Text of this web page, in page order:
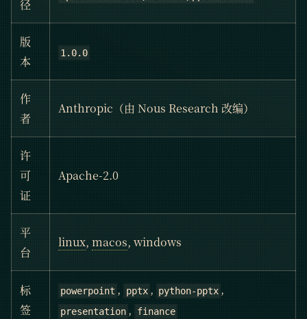
径
版
本
1.0.0
作
者
Anthropic（由 Nous Research 改编）
许
可
证
Apache-2.0
平
台
linux, macos, windows
标
签
powerpoint , pptx , python-pptx ,
presentation , finance